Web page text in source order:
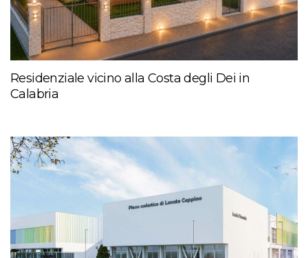
Residenziale vicino alla Costa degli Dei in
Calabria